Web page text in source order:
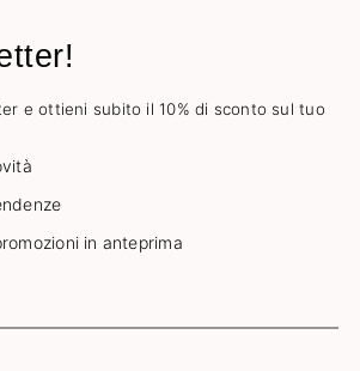
e ottieni subito il 10% di sconto sul tuo
in anteprima